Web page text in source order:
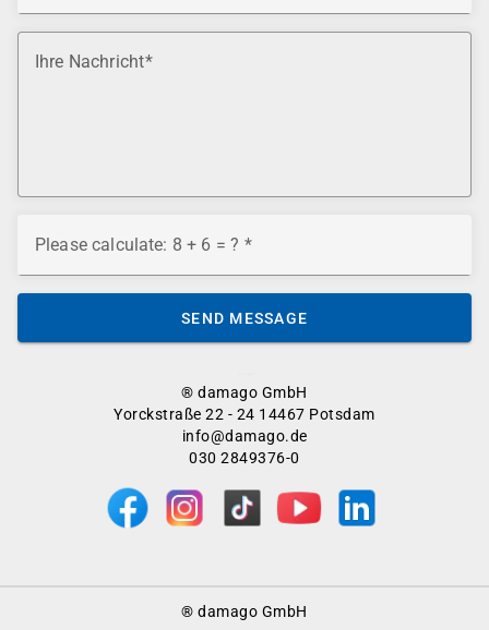
® damago GmbH
Yorckstraße 22 - 24 14467 Potsdam
info@damago.de
030 2849376-0
Ihre Nachricht
Please calculate: 8 + 6 = ?
SEND MESSAGE
® damago GmbH